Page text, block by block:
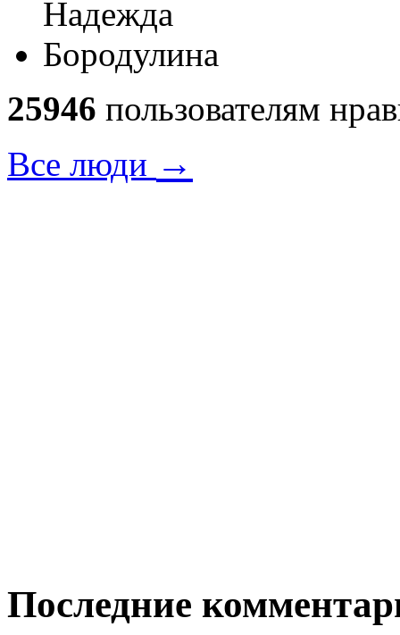
25946 пользователям
Все люди →
Последние